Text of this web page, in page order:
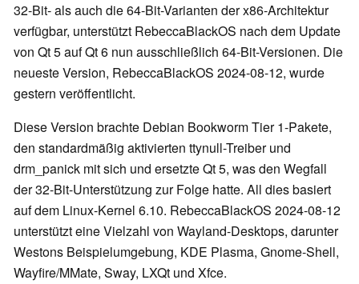
32-Bit- als auch die 64-Bit-Varianten der x86-Architektur
verfügbar, unterstützt RebeccaBlackOS nach dem Update
von Qt 5 auf Qt 6 nun ausschließlich 64-Bit-Versionen. Die
neueste Version, RebeccaBlackOS 2024-08-12, wurde
gestern veröffentlicht.
Diese Version brachte Debian Bookworm Tier 1-Pakete,
den standardmäßig aktivierten ttynull-Treiber und
drm_panick mit sich und ersetzte Qt 5, was den Wegfall
der 32-Bit-Unterstützung zur Folge hatte. All dies basiert
auf dem Linux-Kernel 6.10. RebeccaBlackOS 2024-08-12
unterstützt eine Vielzahl von Wayland-Desktops, darunter
Westons Beispielumgebung, KDE Plasma, Gnome-Shell,
Wayfire/MMate, Sway, LXQt und Xfce.